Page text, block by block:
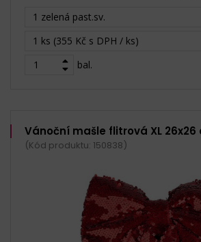
1 zelená past.sv.
1 ks (355 Kč s DPH / ks)
bal.
Vánoční mašle flitrová XL 26x26
(Kód produktu: 150838)